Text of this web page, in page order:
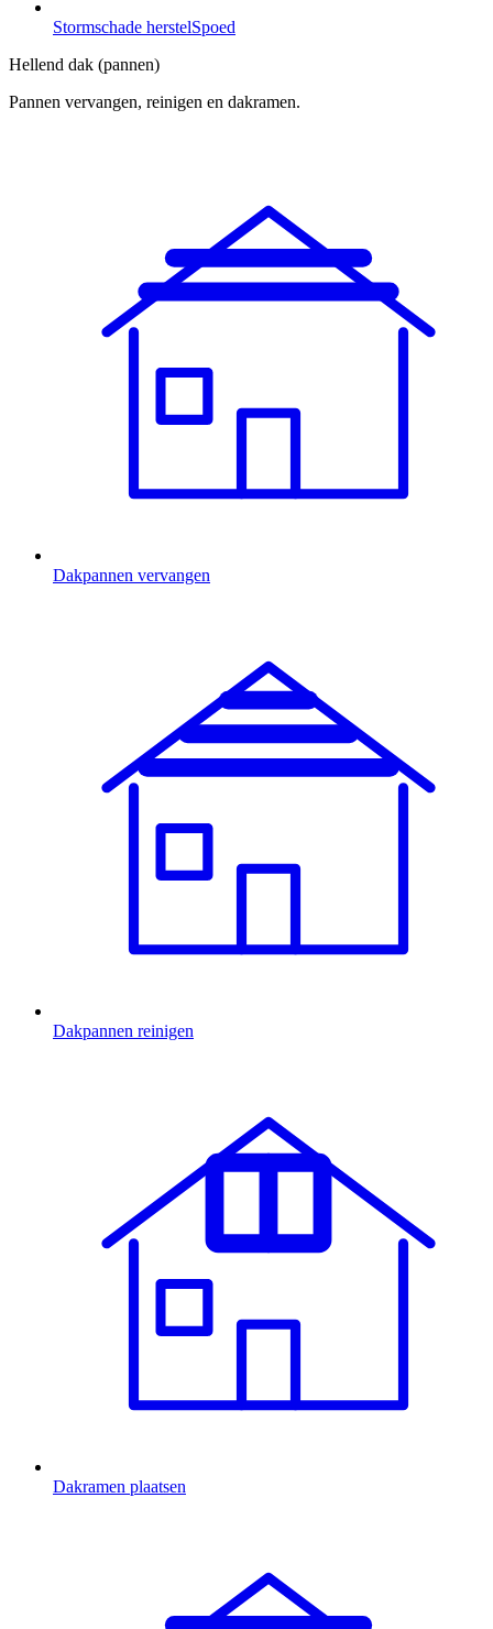
Stormschade herstelSpoed
Hellend dak (pannen)
Pannen vervangen, reinigen en dakramen.
Dakpannen vervangen
Dakpannen reinigen
Dakramen plaatsen